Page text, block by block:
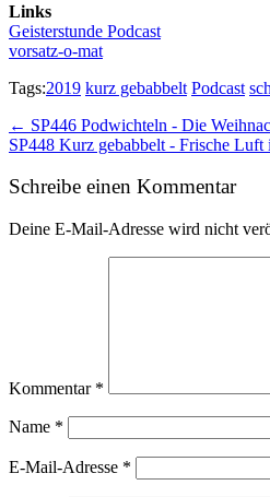
Links
Geisterstunde Podcast
vorsatz-o-mat
Tags:2019 kurz gebabbelt Podcast
Post
navigation
← SP446 Podwichteln - Die
SP448 Kurz gebabbelt - Frische
Schreibe einen Kommentar
Deine E-Mail-Adresse wird nicht
Kommentar *
Name *
E-Mail-Adresse *